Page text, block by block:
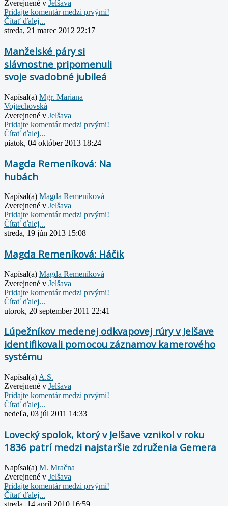
Zverejnené v Jelšava
Pridajte komentár medzi prvými!
Čítať ďalej...
streda, 21 marec 2012 22:17
Manželské páry si
slávnostne pripomenuli
svoje svadobné jubileá
Napísal(a) Mgr. Mariana
Vojtechovská
Zverejnené v Jelšava
Pridajte komentár medzi prvými!
Čítať ďalej...
piatok, 04 október 2013 18:24
Magda Remeníková: Na
hubách
Napísal(a) Magda Remeníková
Zverejnené v Jelšava
Pridajte komentár medzi prvými!
Čítať ďalej...
streda, 19 jún 2013 15:08
Magda Remeníková: Háčik
Napísal(a) Magda Remeníková
Zverejnené v Jelšava
Pridajte komentár medzi prvými!
Čítať ďalej...
utorok, 20 september 2011 22:41
Lúpežníkov medenej odkvapovej rúry v Jelšave
identifikovali pomocou záznamov kamerového
systému
Napísal(a) A.S.
Zverejnené v Jelšava
Pridajte komentár medzi prvými!
Čítať ďalej...
nedeľa, 03 júl 2011 14:33
Lovecký spolok, ktorý v Jelšave vznikol v roku
1836 patrí medzi najstaršie združenia Gemera
Napísal(a) M. Mračna
Zverejnené v Jelšava
Pridajte komentár medzi prvými!
Čítať ďalej...
streda, 14 apríl 2010 16:59